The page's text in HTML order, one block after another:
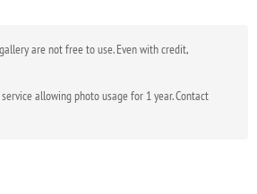
are not free to use. Even with credit,
allowing photo usage for 1 year. Contact